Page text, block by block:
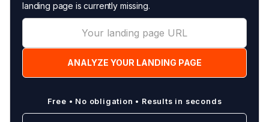
landing page is currently missing.
Free • No obligation • Results in seconds